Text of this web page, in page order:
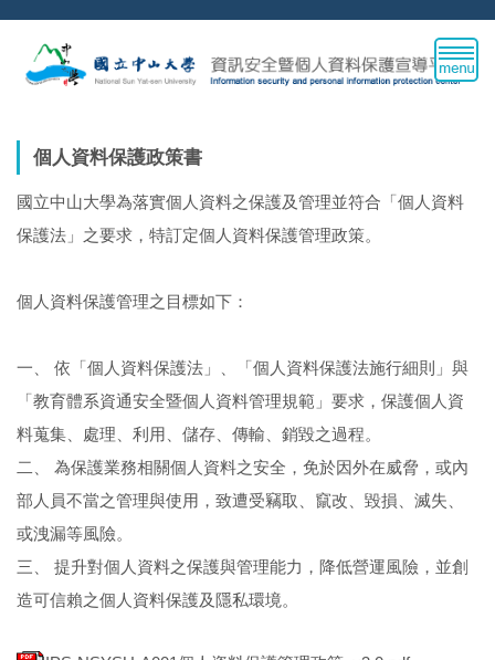
跳
容
個人資料保護政策書
國立中山大學為落實個人資料之保護及管理並符合「個人資料
保護法」之要求，特訂定個人資料保護管理政策。
個人資料保護管理之目標如下：
一、 依「個人資料保護法」、「個人資料保護法施行細則」與
「教育體系資通安全暨個人資料管理規範」要求，保護個人資
料蒐集、處理、利用、儲存、傳輸、銷毀之過程。
二、 為保護業務相關個人資料之安全，免於因外在威脅，或內
部人員不當之管理與使用，致遭受竊取、竄改、毀損、滅失、
或洩漏等風險。
三、 提升對個人資料之保護與管理能力，降低營運風險，並創
造可信賴之個人資料保護及隱私環境。